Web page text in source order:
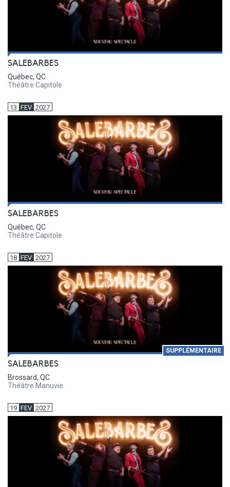
SALEBARBES
Québec, QC
Théâtre Capitole
13 FEV 2027
SALEBARBES
Québec, QC
Théâtre Capitole
18 FEV 2027
SUPPLÉMENTAIRE
SALEBARBES
Brossard, QC
Théâtre Manuvie
19 FEV 2027